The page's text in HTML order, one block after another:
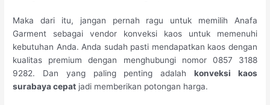
Maka dari itu, jangan pernah ragu untuk memilih Anafa
Garment sebagai vendor konveksi kaos untuk memenuhi
kebutuhan Anda. Anda sudah pasti mendapatkan kaos dengan
kualitas premium dengan menghubungi nomor 0857 3188
9282. Dan yang paling penting adalahkonveksi kaos
surabaya cepat jadi memberikan potongan harga.